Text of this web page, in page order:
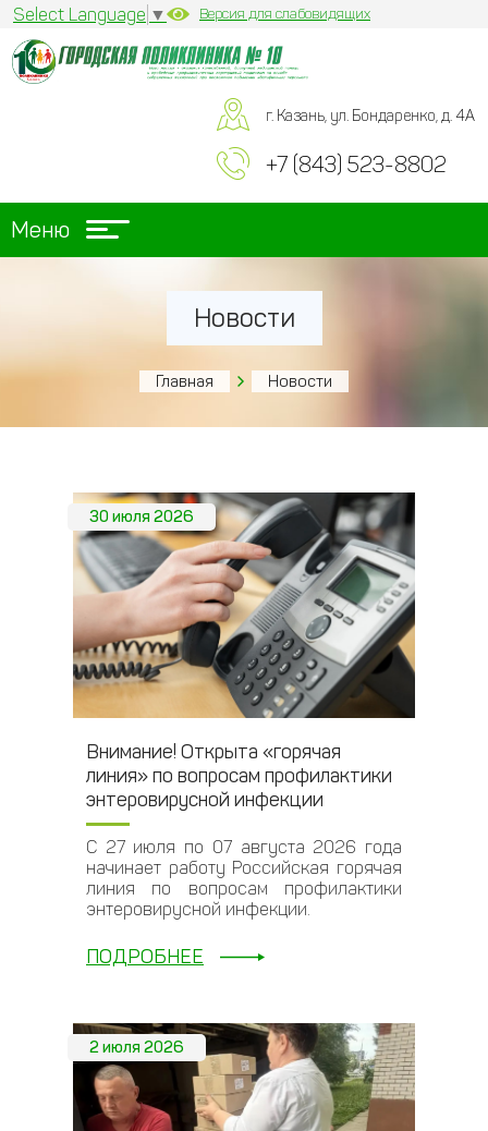
Select Language ▼ Версия для слабовидящих
г. Казань, ул. Бондаренко, д. 4А
+7 (843) 523-8802
Меню
Новости
Главная Новости
30 июля 2026
Внимание! Открыта «горячая
линия» по вопросам профилактики
энтеровирусной инфекции
С 27 июля по 07 августа 2026 года
начинает работу Российская горячая
линия по вопросам профилактики
энтеровирусной инфекции.
ПОДРОБНЕЕ
2 июля 2026